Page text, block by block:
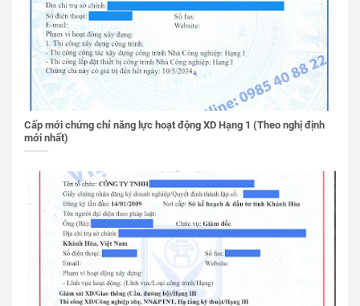
Cấp mới chứng chỉ năng lực hoạt động XD Hạng 1 (Theo nghị định
mới nhất)